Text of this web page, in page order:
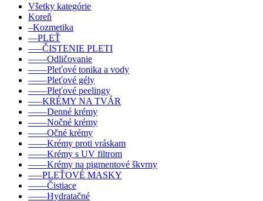
Všetky kategórie
Koreň
–Kozmetika
––PLEŤ
–––ČISTENIE PLETI
––––Odličovanie
––––Pleťové tonika a vody
––––Pleťové gély
––––Pleťové peelingy
–––KRÉMY NA TVÁR
––––Denné krémy
––––Nočné krémy
––––Očné krémy
––––Krémy proti vráskam
––––Krémy s UV filtrom
––––Krémy na pigmentové škvrny
–––PLEŤOVÉ MASKY
––––Čistiace
––––Hydratačné